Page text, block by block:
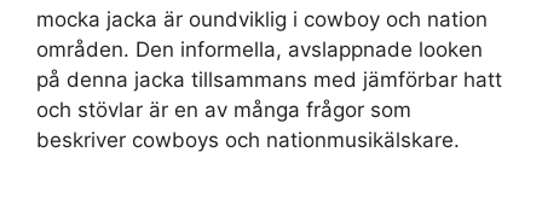
mocka jacka är oundviklig i cowboy och nation
områden. Den informella, avslappnade looken
på denna jacka tillsammans med jämförbar hatt
och stövlar är en av många frågor som
beskriver cowboys och nationmusikälskare.